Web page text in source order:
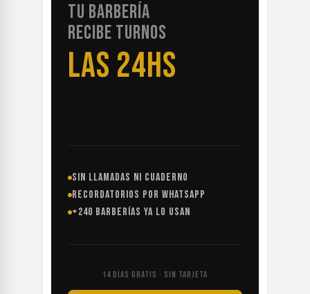
TU BARBERÍA
RECIBE TURNOS
LAS 24HS
SIN LLAMADAS NI CUADERNO
RECORDATORIOS POR WHATSAPP
+240 BARBERÍAS YA LO USAN
14 DÍAS GRATIS · SIN TARJETA